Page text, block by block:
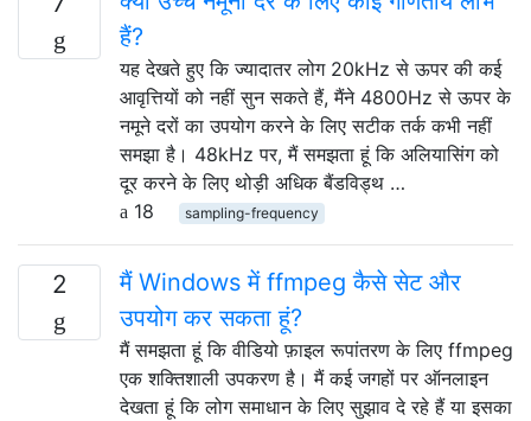
हैं?
यह देखते हुए कि ज्यादातर लोग 20kHz से ऊपर की कई
आवृत्तियों को नहीं सुन सकते हैं, मैंने 4800Hz से ऊपर के
नमूने दरों का उपयोग करने के लिए सटीक तर्क कभी नहीं
समझा है। 48kHz पर, मैं समझता हूं कि अलियासिंग को
दूर करने के लिए थोड़ी अधिक बैंडविड्थ …
18
sampling-frequency
2
मैं Windows में ffmpeg कैसे सेट और
उपयोग कर सकता हूं?
मैं समझता हूं कि वीडियो फ़ाइल रूपांतरण के लिए ffmpeg
एक शक्तिशाली उपकरण है। मैं कई जगहों पर ऑनलाइन
देखता हूं कि लोग समाधान के लिए सुझाव दे रहे हैं या इसका